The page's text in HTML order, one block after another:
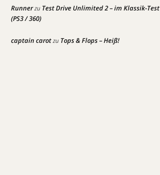
Runnerzu Test Drive Unlimited 2 – im Klassik-Test
(PS3 / 360)
captain carotzu Tops & Flops – Heiß!